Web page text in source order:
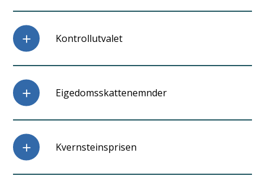
Kontrollutvalet
Eigedomsskattenemnder
Kvernsteinsprisen